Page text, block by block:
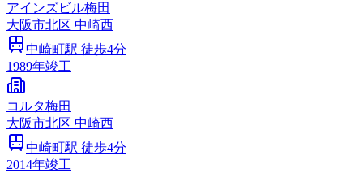
アインズビル梅田
大阪市北区 中崎西
中崎町駅 徒歩4分
1989年竣工
コルタ梅田
大阪市北区 中崎西
中崎町駅 徒歩4分
2014年竣工